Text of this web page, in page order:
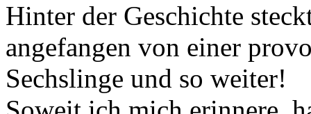
Hinter der Geschichte
angefangen von einer
Sechslinge und so weiter!